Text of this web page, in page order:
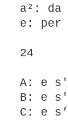
a²:
e: per
24
A: e
B: e
C: e